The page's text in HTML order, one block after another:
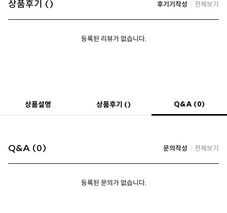
상품후기 () 후기기작성 전체보기
등록된 리뷰가 없습니다.
상품설명 상품후기 () Q&A (0)
Q&A (0) 문의작성 전체보기
등록된 문의가 없습니다.